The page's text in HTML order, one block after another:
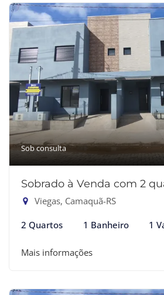
Sob consulta
Sobrado à Venda com 2
Viegas, Camaquã-RS
2 Quartos 1 Banheiro 1
Mais informações